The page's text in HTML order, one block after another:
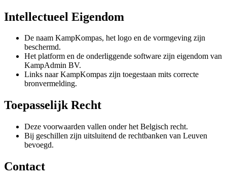
Intellectueel Eigendom
De naam KampKompas, het logo en de vormgeving zijn
beschermd.
Het platform en de onderliggende software zijn eigendom van
KampAdmin BV.
Links naar KampKompas zijn toegestaan mits correcte
bronvermelding.
Toepasselijk Recht
Deze voorwaarden vallen onder het Belgisch recht.
Bij geschillen zijn uitsluitend de rechtbanken van Leuven
bevoegd.
Contact